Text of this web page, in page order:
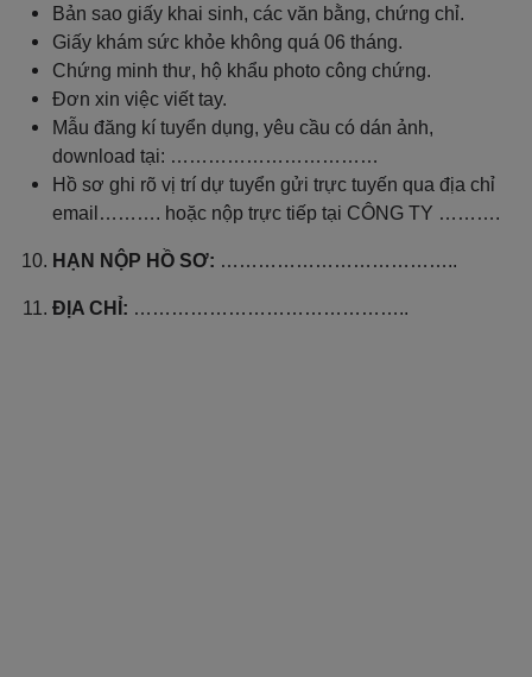
Bản sao giấy khai sinh, các văn bằng, chứng chỉ.
Giấy khám sức khỏe không quá 06 tháng.
Chứng minh thư, hộ khẩu photo công chứng.
Đơn xin việc viết tay.
Mẫu đăng kí tuyển dụng, yêu cầu có dán ảnh,
download tại: ……………………………
Hồ sơ ghi rõ vị trí dự tuyển gửi trực tuyến qua địa chỉ
email………. hoặc nộp trực tiếp tại CÔNG TY ……….
HẠN NỘP HỒ SƠ: ………………………………..
ĐỊA CHỈ: ……………………………………..